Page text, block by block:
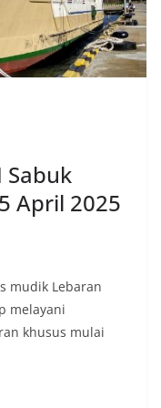
Sabuk
April 2025
mudik Lebaran
melayani
khusus mulai